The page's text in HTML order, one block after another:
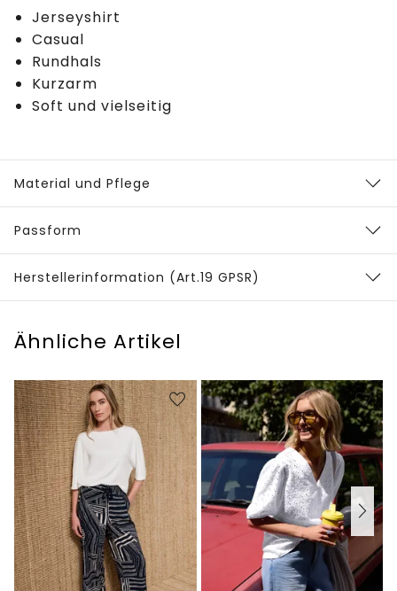
Jerseyshirt
Casual
Rundhals
Kurzarm
Soft und vielseitig
Material und Pflege
Passform
Herstellerinformation (Art.19 GPSR)
Ähnliche Artikel